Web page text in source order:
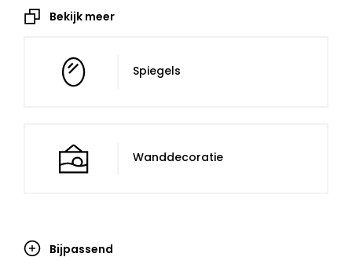
Bekijk meer
Spiegels
Wanddecoratie
Bijpassend